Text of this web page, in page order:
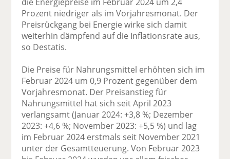
Prozent niedriger als im Vorjahresmonat. Der
Preisrückgang bei Energie wirke sich damit
weiterhin dämpfend auf die Inflationsrate aus,
so Destatis.
Die Preise für Nahrungsmittel erhöhten sich im
Februar 2024 um 0,9 Prozent gegenüber dem
Vorjahresmonat. Der Preisanstieg für
Nahrungsmittel hat sich seit April 2023
verlangsamt (Januar 2024: +3,8 %; Dezember
2023: +4,6 %; November 2023: +5,5 %) und lag
im Februar 2024 erstmals seit November 2021
unter der Gesamtteuerung. Von Februar 2023